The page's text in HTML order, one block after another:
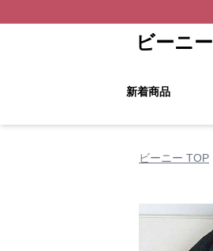
ビーニー
新着商品
ビーニー TOP